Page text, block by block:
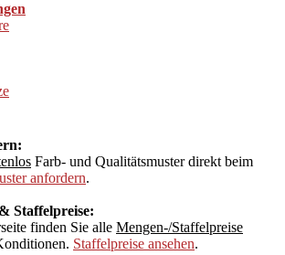
Farb- und Qualitätsmuster direkt beim
anfordern.
Staffelpreise:
finden Sie alle Mengen-/Staffelpreise
Staffelpreise ansehen.